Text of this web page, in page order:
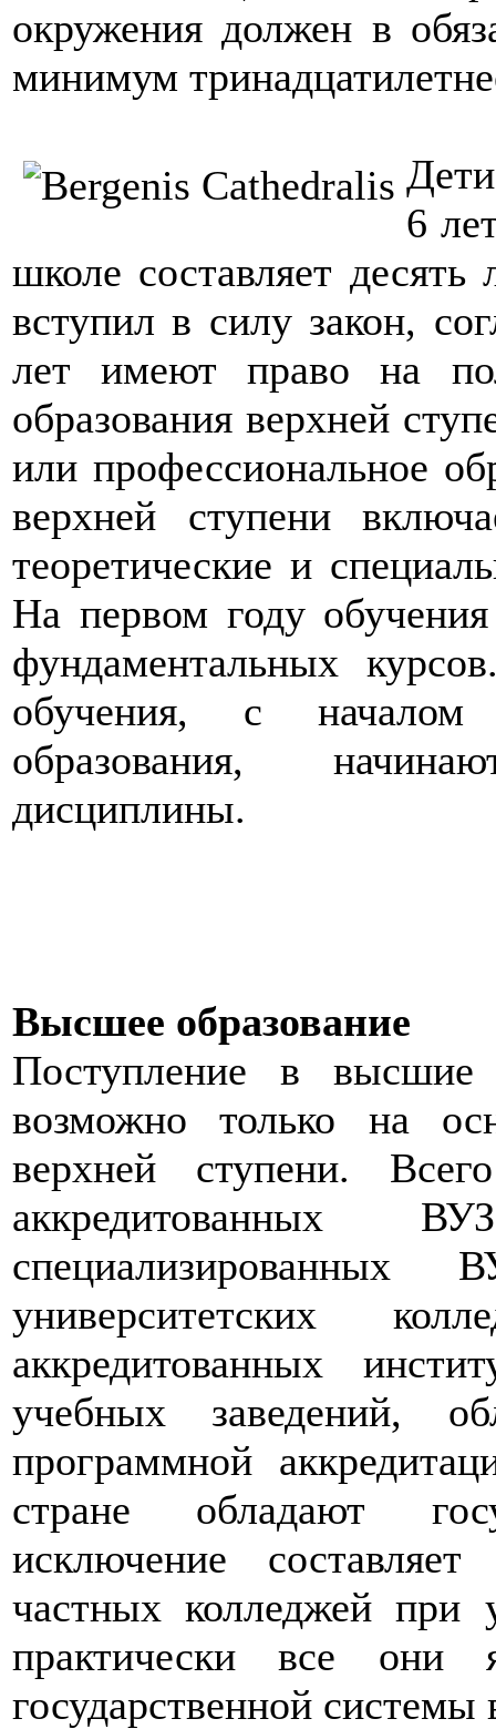
окружения должен в
минимум
6
школе составляет
вступил в силу закон,
лет имеют право на
образования верхней
или профессиональное
верхней ступени
теоретические и
На первом году
фундаментальных
обучения, с началом
образования,
дисциплины.
Высшее образование
Поступление в высшие
возможно только на
верхней ступени.
аккредитованных
специализированных
университетских
аккредитованных
учебных заведений,
программной
стране обладают
исключение
частных колледжей при
практически все они
государственной